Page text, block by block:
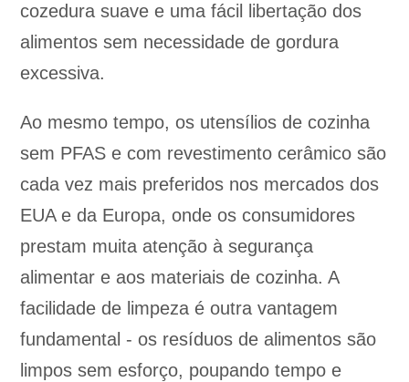
cozedura suave e uma fácil libertação dos
alimentos sem necessidade de gordura
excessiva.
Ao mesmo tempo, os utensílios de cozinha
sem PFAS e com revestimento cerâmico são
cada vez mais preferidos nos mercados dos
EUA e da Europa, onde os consumidores
prestam muita atenção à segurança
alimentar e aos materiais de cozinha. A
facilidade de limpeza é outra vantagem
fundamental - os resíduos de alimentos são
limpos sem esforço, poupando tempo e